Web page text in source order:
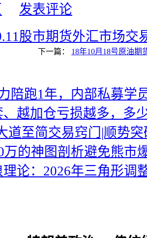
发表评论
股市期货外汇市场交
下一篇： 18年10月18号原油期
陪跑1年，内部私募学
、越加仓亏损越多，多
道至简交易窍门|顺势突
万的神图剖析避免熊市
论：2026年三角形调